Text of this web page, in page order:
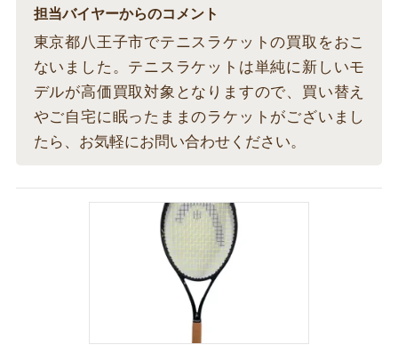
担当バイヤーからのコメント
東京都八王子市でテニスラケットの買取をおこ
ないました。テニスラケットは単純に新しいモ
デルが高価買取対象となりますので、買い替え
やご自宅に眠ったままのラケットがございまし
たら、お気軽にお問い合わせください。